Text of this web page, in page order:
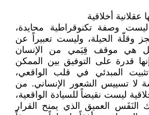
أخلاقية
ليست وصفة تكنوقراطية محايدة،
وقلّة الحيلة، وليست تعبيراً عن
هي موقف قِيَمي من الإنسان
قدرة على التوفيق بين الممكن
المبدئي في قلب الواقعي،
لا تسييس الشعور الإنساني. من
ليست نقيضاً للسيادة الواقعية،
العميق الذي يمنح القرار